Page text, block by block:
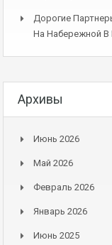
Дорогие
На Набережной В
Архивы
Июнь 2026
Май 2026
Февраль 2026
Январь 2026
Июнь 2025